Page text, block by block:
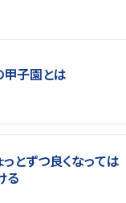
甲子園とは
とずつ良くなっては
る